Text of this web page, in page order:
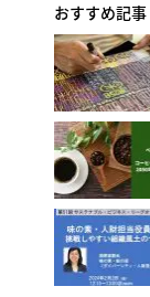
おすすめ記事